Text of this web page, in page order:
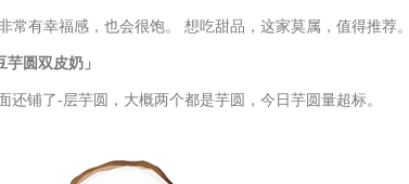
有幸福感，也会很饱。 想吃甜品，这家莫属，值得推荐。
圆双皮奶」
铺了-层芋圆，大概两个都是芋圆，今日芋圆量超标。